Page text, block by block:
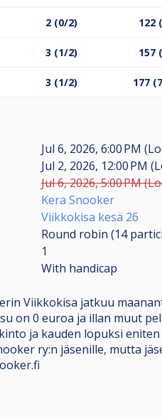
2 (0/2) 122
3 (1/2) 157
3 (1/2) 177
Jul 6, 2026, 6:00 PM
Jul 2, 2026, 12:00 PM
Jul 6, 2026, 5:00 PM
Kera Snooker
Viikkokisa kesä 26
Round robin (14
1
With handicap
Viikkokisa jatkuu
on 0 euroa ja illan muut
ja kauden lopuksi
ry:n jäsenille, mutta